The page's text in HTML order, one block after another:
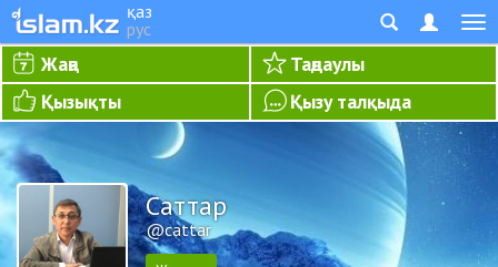
қаз
рус
Жаңа
Таңдаулы
Қызықты
Қызу талқыда
Cаттар
@cattar